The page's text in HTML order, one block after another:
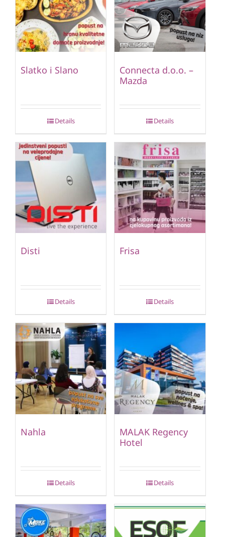
Slatko i Slano
Details
Connecta d.o.o. –
Mazda
Details
Disti
Details
Frisa
Details
Nahla
Details
MALAK Regency
Hotel
Details